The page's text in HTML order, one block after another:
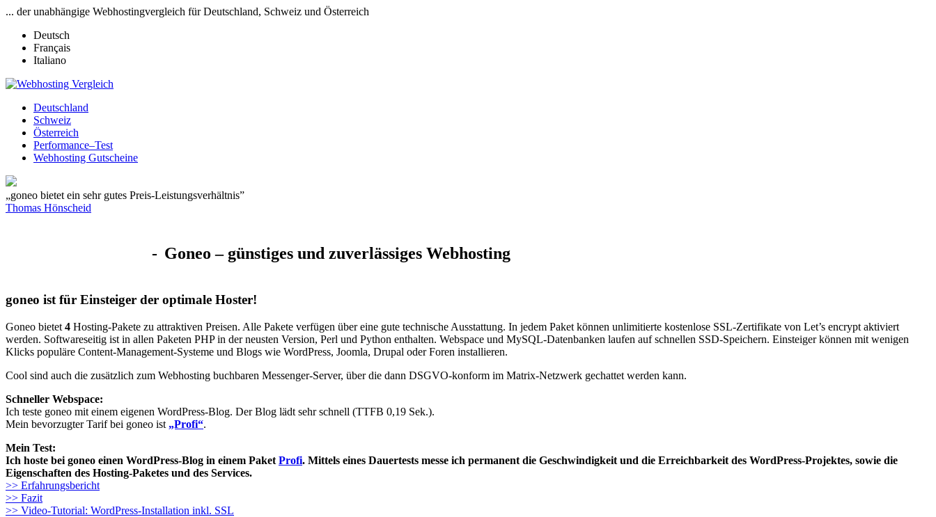
... der unabhängige Webhostingvergleich für Deutschland, Schweiz und Österreich
Deutsch
Français
Italiano
Deutschland
Schweiz
Österreich
Performance–Test
Webhosting Gutscheine
„goneo bietet ein sehr gutes Preis-Leistungsverhältnis”
Thomas Hönscheid
Goneo– günstiges und zuverlässiges Webhosting
goneo ist für Einsteiger der optimale Hoster!
Goneo bietet 4 Hosting-Pakete zu attraktiven Preisen. Alle Pakete verfügen über eine gute technische Ausstattung. In jedem Paket können unlimitierte kostenlose SSL-Zertifikate von Let’s encrypt aktiviert
werden. Softwareseitig ist in allen Paketen PHP in der neusten Version, Perl und Python enthalten. Webspace und MySQL-Datenbanken laufen auf schnellen SSD-Speichern. Einsteiger können mit wenigen
Klicks populäre Content-Management-Systeme und Blogs wie WordPress, Joomla, Drupal oder Foren installieren.
Cool sind auch die zusätzlich zum Webhosting buchbaren Messenger-Server, über die dann DSGVO-konform im Matrix-Netzwerk gechattet werden kann.
Schneller Webspace:
Ich teste goneo mit einem eigenen WordPress-Blog. Der Blog lädt sehr schnell (TTFB 0,19 Sek.).
Mein bevorzugter Tarif bei goneo ist „Profi“.
Mein Test:
Ich hoste bei goneo einen WordPress-Blog in einem Paket Profi. Mittels eines Dauertests messe ich permanent die Geschwindigkeit und die Erreichbarkeit des WordPress-Projektes, sowie die
Eigenschaften des Hosting-Paketes und des Services.
>> Erfahrungsbericht
>> Fazit
>> Video-Tutorial: WordPress-Installation inkl. SSL